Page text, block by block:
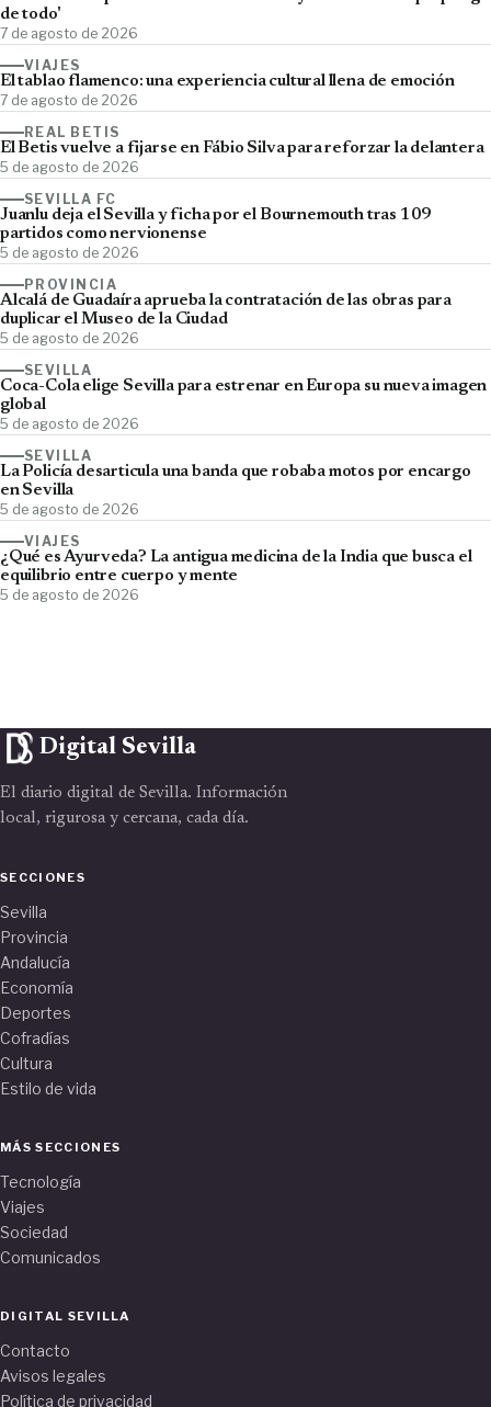
de todo'
7 de agosto de 2026
VIAJES
El tablao flamenco: una experiencia cultural llena de emoción
7 de agosto de 2026
REAL BETIS
El Betis vuelve a fijarse en Fábio Silva para reforzar la delantera
5 de agosto de 2026
SEVILLA FC
Juanlu deja el Sevilla y ficha por el Bournemouth tras 109
partidos como nervionense
5 de agosto de 2026
PROVINCIA
Alcalá de Guadaíra aprueba la contratación de las obras para
duplicar el Museo de la Ciudad
5 de agosto de 2026
SEVILLA
Coca-Cola elige Sevilla para estrenar en Europa su nueva imagen
global
5 de agosto de 2026
SEVILLA
La Policía desarticula una banda que robaba motos por encargo
en Sevilla
5 de agosto de 2026
VIAJES
¿Qué es Ayurveda? La antigua medicina de la India que busca el
equilibrio entre cuerpo y mente
5 de agosto de 2026
Digital Sevilla
El diario digital de Sevilla. Información
local, rigurosa y cercana, cada día.
SECCIONES
Sevilla
Provincia
Andalucía
Economía
Deportes
Cofradías
Cultura
Estilo de vida
MÁS SECCIONES
Tecnología
Viajes
Sociedad
Comunicados
DIGITAL SEVILLA
Contacto
Avisos legales
Política de privacidad